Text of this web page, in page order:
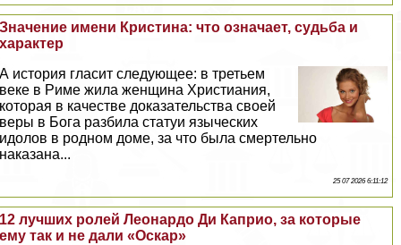
Значение имени Кристина: что означает, судьба и
хаpaктер
А история гласит следующее: в третьем
веке в Риме жила женщина Христиания,
которая в качестве доказательства своей
веры в Бога разбила статуи языческих
идолов в родном доме, за что была cмepтельно
наказана...
25 07 2026 6:11:12
12 лучших ролей Леонардо Ди Каприо, за которые
ему так и не дали «Оскар»